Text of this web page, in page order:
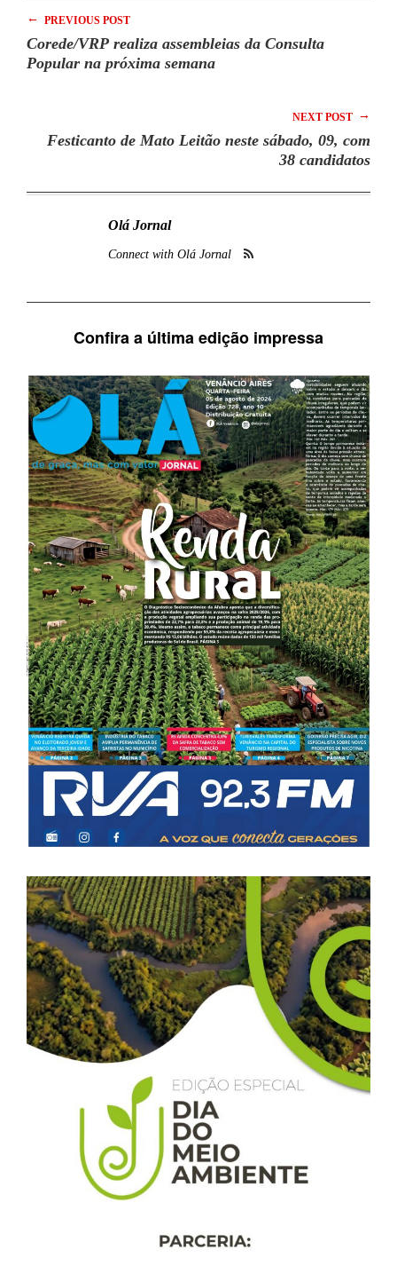
← PREVIOUS POST
Corede/VRP realiza assembleias da Consulta
Popular na próxima semana
NEXT POST →
Festicanto de Mato Leitão neste sábado, 09, com
38 candidatos
Olá Jornal
Connect with Olá Jornal
Confira a última edição impressa